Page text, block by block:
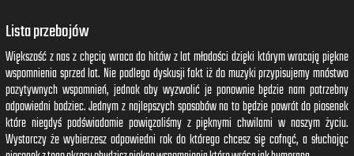
Lista przebojów
Większość z nas z chęcią wraca do hitów z lat młodości dzięki którym wracają piękne
wspomnienia sprzed lat. Nie podlega dyskusji fakt iż do muzyki przypisujemy mnóstwo
pozytywnych wspomnień, jednak aby wyzwolić je ponownie będzie nam potrzebny
odpowiedni bodziec. Jednym z najlepszych sposobów na to będzie powrót do piosenek
które niegdyś podświadomie powiązaliśmy z pięknymi chwilami w naszym życiu.
Wystarczy że wybierzesz odpowiedni rok do którego chcesz się cofnąć, a słuchając